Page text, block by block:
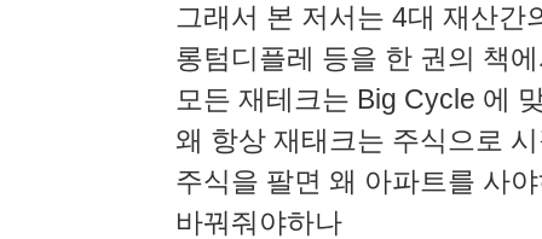
그래서 본 저서는 4대 재산간
롱텀디플레 등을 한 권의 책
모든 재테크는 Big Cycle 에
왜 항상 재태크는 주식으로
주식을 팔면 왜 아파트를 사
바꿔줘야하나